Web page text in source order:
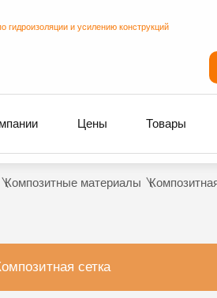
гидроизоляции и усилению конструкций
Цены Товары
Композитные материалы
сетка